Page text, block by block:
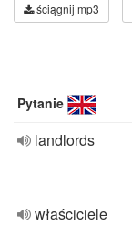
ściągnij mp3
Pytanie
landlords
właściciele